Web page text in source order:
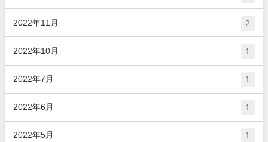
2022年11月 2
2022年10月 1
2022年7月 1
2022年6月 1
2022年5月 1